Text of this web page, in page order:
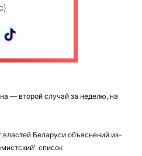
— второй случай за неделю, на
властей Беларуси объяснений из-
список